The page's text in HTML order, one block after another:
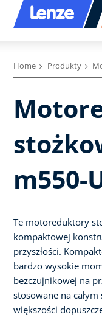
Home Produkty
m550-
Te motoreduktory
kompaktowej
przyszłości.
bardzo wysokie
bezczujnikowej na
stosowane na
większości